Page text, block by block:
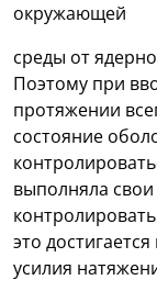
окружающей
среды от
Поэтому при
протяжении
состояние
выполняла
это
усилия